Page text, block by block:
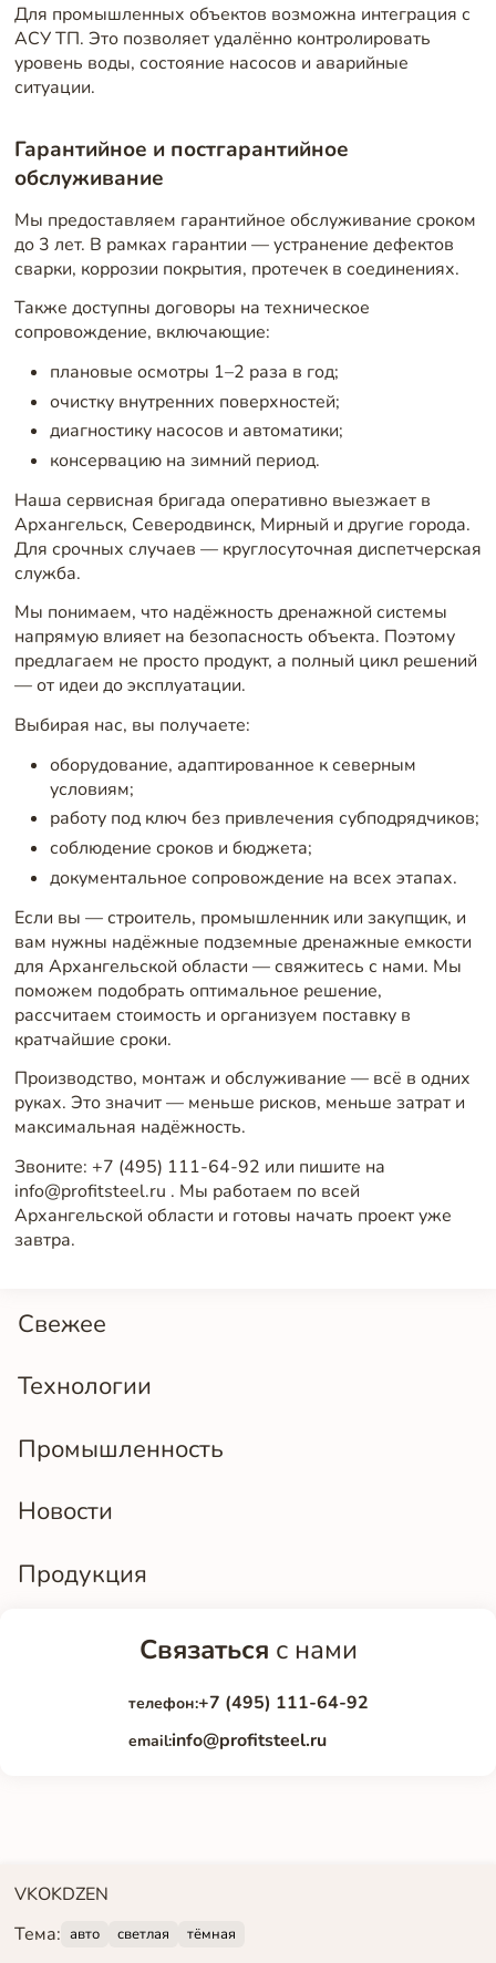
Свежее
Технологии
Промышленность
Новости
Продукция
Для промышленных объектов возможна интеграция с
АСУ ТП. Это позволяет удалённо контролировать
уровень воды, состояние насосов и аварийные
ситуации.
Гарантийное и постгарантийное
обслуживание
Мы предоставляем гарантийное обслуживание сроком
до 3 лет. В рамках гарантии — устранение дефектов
сварки, коррозии покрытия, протечек в соединениях.
Также доступны договоры на техническое
сопровождение, включающие:
плановые осмотры 1–2 раза в год;
очистку внутренних поверхностей;
диагностику насосов и автоматики;
консервацию на зимний период.
Наша сервисная бригада оперативно выезжает в
Архангельск, Северодвинск, Мирный и другие города.
Для срочных случаев — круглосуточная диспетчерская
служба.
Мы понимаем, что надёжность дренажной системы
напрямую влияет на безопасность объекта. Поэтому
предлагаем не просто продукт, а полный цикл решений
— от идеи до эксплуатации.
Выбирая нас, вы получаете:
оборудование, адаптированное к северным
условиям;
работу под ключ без привлечения субподрядчиков;
соблюдение сроков и бюджета;
документальное сопровождение на всех этапах.
Если вы — строитель, промышленник или закупщик, и
вам нужны надёжные подземные дренажные емкости
для Архангельской области — свяжитесь с нами. Мы
поможем подобрать оптимальное решение,
рассчитаем стоимость и организуем поставку в
кратчайшие сроки.
Производство, монтаж и обслуживание — всё в одних
руках. Это значит — меньше рисков, меньше затрат и
максимальная надёжность.
Звоните: +7 (495) 111-64-92 или пишите на
info@profitsteel.ru . Мы работаем по всей
Архангельской области и готовы начать проект уже
завтра.
Связаться с нами
телефон:+7 (495) 111-64-92
email:info@profitsteel.ru
VKOKDZEN
Тема: авто светлая тёмная